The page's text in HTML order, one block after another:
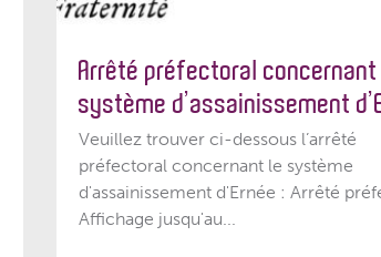
Arrêté préfectoral concernant
système d’assainissement
Veuillez trouver ci-dessous l’arrêté
préfectoral concernant le système
d'assainissement d'Ernée : Arrêté
Affichage jusqu'au...